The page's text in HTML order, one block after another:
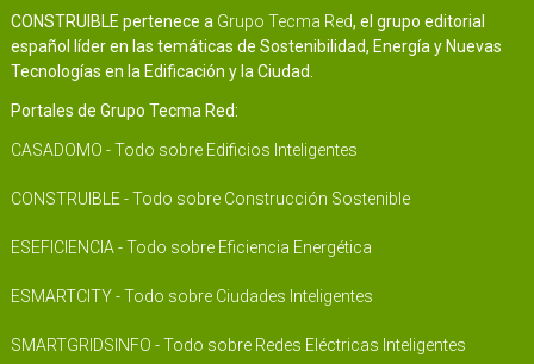
CONSTRUIBLE pertenece a Grupo Tecma Red, el grupo editorial
español líder en las temáticas de Sostenibilidad, Energía y Nuevas
Tecnologías en la Edificación y la Ciudad.
Portales de Grupo Tecma Red:
CASADOMO - Todo sobre Edificios Inteligentes
CONSTRUIBLE - Todo sobre Construcción Sostenible
ESEFICIENCIA - Todo sobre Eficiencia Energética
ESMARTCITY - Todo sobre Ciudades Inteligentes
SMARTGRIDSINFO - Todo sobre Redes Eléctricas Inteligentes